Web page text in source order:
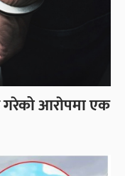
गरेको आराेपमा एक